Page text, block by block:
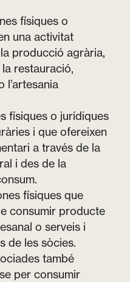
físiques o
una activitat
producció agrària,
restauració,
l’artesania
físiques o jurídiques
i que ofereixen
a través de la
i des de la
físiques que
consumir producte
o serveis i
de les sòcies.
també
per consumir